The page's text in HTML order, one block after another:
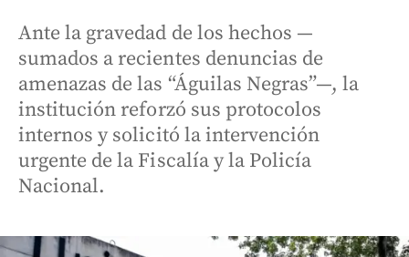
Ante la gravedad de los hechos —
sumados a recientes denuncias de
amenazas de las “Águilas Negras”—, la
institución reforzó sus protocolos
internos y solicitó la intervención
urgente de la Fiscalía y la Policía
Nacional.